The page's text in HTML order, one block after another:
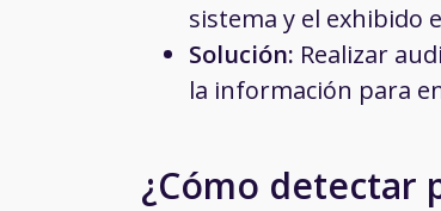
sistema y el exhibido
Solución: Realizar
la información para
¿Cómo detectar